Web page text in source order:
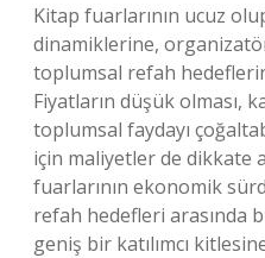
Kitap fuarlarının ucuz
dinamiklerine,
toplumsal refah
Fiyatların düşük olması,
toplumsal faydayı
için maliyetler de dikkate
fuarlarının ekonomik
refah hedefleri arasında
geniş bir katılımcı